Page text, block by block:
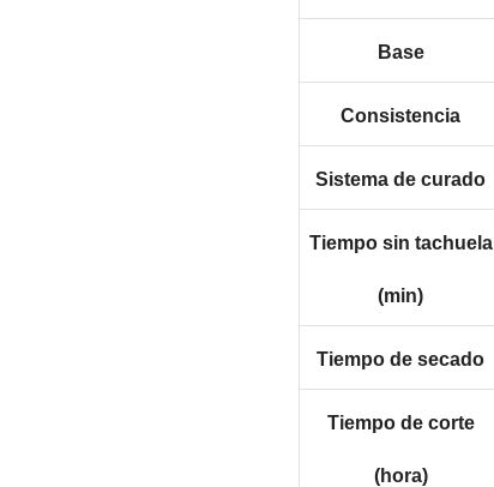
Base
Consistencia
Sistema de curado
Tiempo sin tachuela
(min)
Tiempo de secado
Tiempo de corte
(hora)